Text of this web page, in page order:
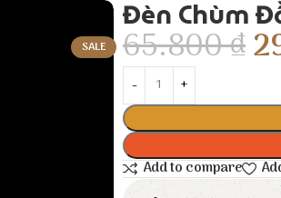
SALE
Đèn Chùm
65.800₫
Add to compare